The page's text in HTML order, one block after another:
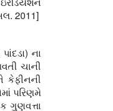
2011]
ના
ચાની
કેફીનની
પરિણમે
ગુણવત્તા